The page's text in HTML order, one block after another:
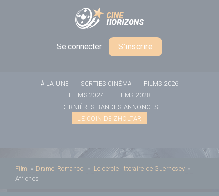
Se connecter S'inscrire
À LA UNE SORTIES CINÉMA
FILMS 2026
FILMS 2027
FILMS 2028
DERNIÈRES BANDES-ANNONCES
LE COIN DE ZHOLTAR
Film » Drame Romance » Le cercle littéraire de Guernesey »
Affiches
Panneau de gestion des cookies